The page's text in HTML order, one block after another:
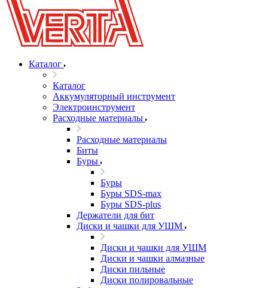
Каталог
Каталог
Аккумуляторный инструмент
Электроинструмент
Расходные материалы
Расходные материалы
Биты
Буры
Буры
Буры SDS-max
Буры SDS-plus
Держатели для бит
Диски и чашки для УШМ
Диски и чашки для УШМ
Диски и чашки алмазные
Диски пильные
Диски полировальные